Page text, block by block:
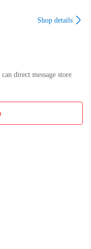
Shop details
direct message store